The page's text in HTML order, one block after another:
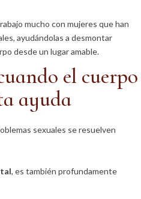
mucho con mujeres que han
ayudándolas a desmontar
desde un lugar amable.
el cuerpo
ayuda
sexuales se resuelven
, es también profundamente